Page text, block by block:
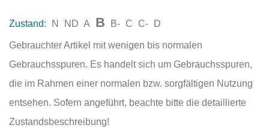
Zustand: N ND A B B- C C- D
Gebrauchter Artikel mit wenigen bis normalen
Gebrauchsspuren. Es handelt sich um Gebrauchsspuren,
die im Rahmen einer normalen bzw. sorgfältigen Nutzung
entsehen. Sofern angeführt, beachte bitte die detaillierte
Zustandsbeschreibung!